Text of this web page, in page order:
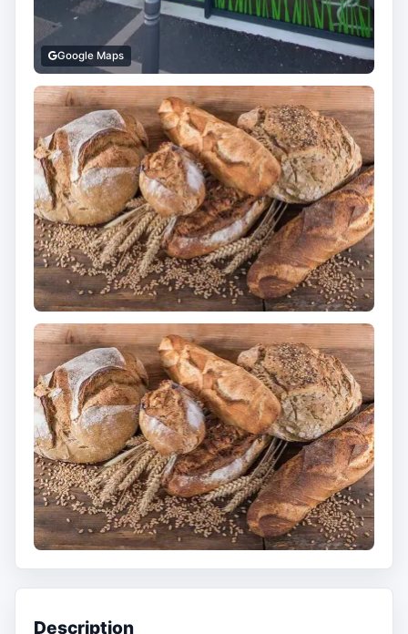
Google Maps
Description